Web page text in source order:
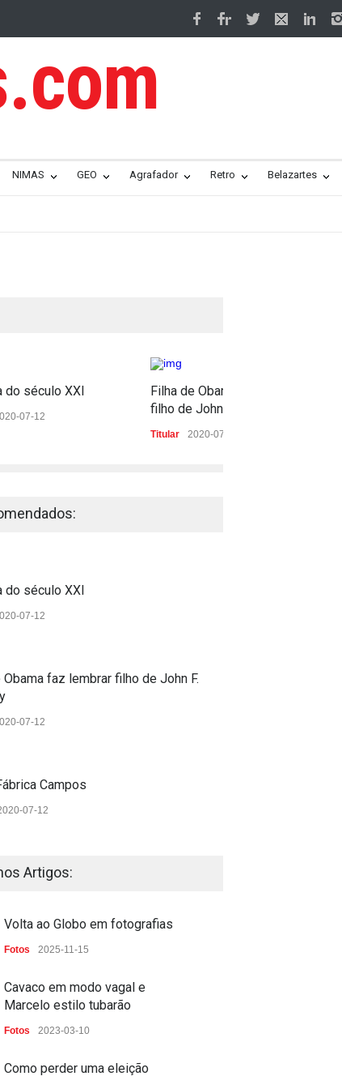
NIMAS GEO Agrafador Retro Belazartes
do século XXI
07-12
Filha de Obama faz lembrar
filho de John F. Kennedy
Titular 2020-07-12
do século XXI
07-12
Obama faz lembrar filho de John F.
07-12
Campos
07-12
Artigos:
Volta ao Globo em fotografias
Fotos 2025-11-15
Cavaco em modo vagal e
Marcelo estilo tubarão
Fotos 2023-03-10
Como perder uma eleição